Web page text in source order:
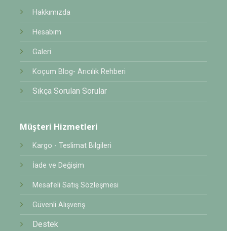
Hakkımızda
Hesabım
Galeri
Koçum Blog- Arıcılık Rehberi
Sıkça Sorulan Sorular
Müşteri Hizmetleri
Kargo - Teslimat Bilgileri
İade ve Değişim
Mesafeli Satış Sözleşmesi
Güvenli Alışveriş
Destek